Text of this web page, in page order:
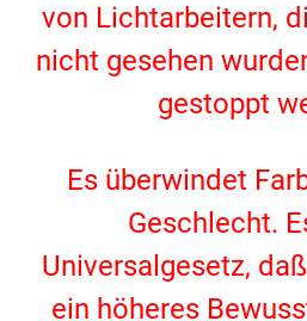
von Lichtarbeitern,
nicht gesehen
gestoppt
Es überwindet
Geschlecht.
Universalgesetz,
ein höheres